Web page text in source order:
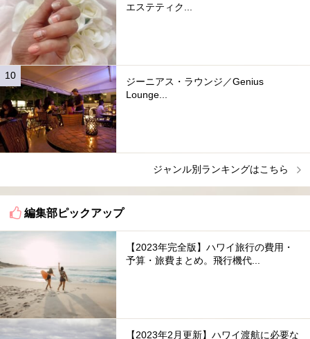
エステティク...
ジーニアス・ラウンジ／Genius
Lounge...
ジャンル別ランキングはこちら
編集部ピックアップ
【2023年完全版】ハワイ旅行の費用・
予算・旅費まとめ。飛行機代...
【2023年2月更新】ハワイ渡航に必要な